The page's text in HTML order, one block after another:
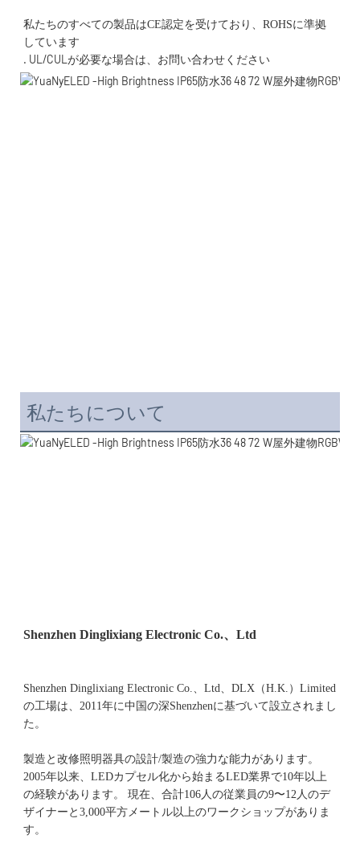
私たちのすべての製品はCE認定を受けており、ROHSに準拠
. UL/CULが必要な場合は、お問い合わせください
私たちについて
Shenzhen Dinglixiang Electronic Co.、Ltd、DLX（H.K.）Limited
の工場は、2011年に中国の深Shenzhenに基づいて設立されまし
た。
製造と改修照明器具の設計/製造の強力な能力があります。
2005年以来、LEDカプセル化から始まるLED業界で10年以上
の経験があります。 現在、合計106人の従業員の9〜12人のデ
ザイナーと3,000平方メートル以上のワークショップがありま